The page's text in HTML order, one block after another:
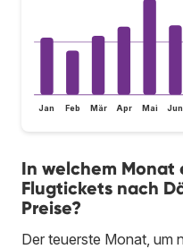
Jan Feb Mär Apr Mai Jun
In welchem Monat
Flugtickets nach
Preise?
Der teuerste Monat, um